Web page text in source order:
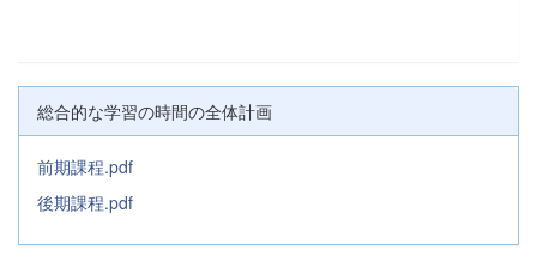
総合的な学習の時間の全体計画
前期課程.pdf
後期課程.pdf